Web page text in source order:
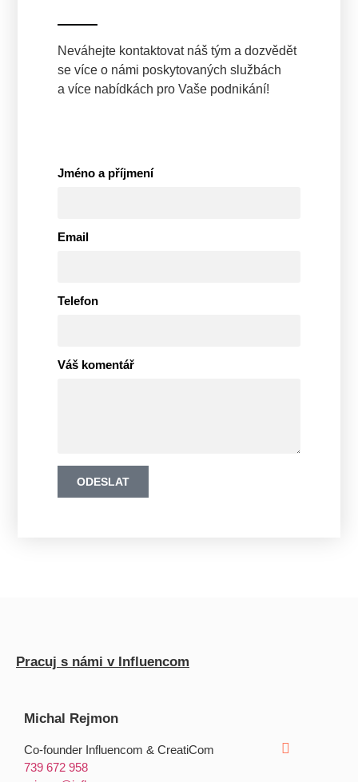
Neváhejte kontaktovat náš tým a dozvědět
se více o námi poskytovaných službách
a více nabídkách pro Vaše podnikání!
Jméno a příjmení
Email
Telefon
Váš komentář
ODESLAT
Pracuj s námi v Influencom
Michal Rejmon
Co-founder Influencom & CreatiCom
739 672 958